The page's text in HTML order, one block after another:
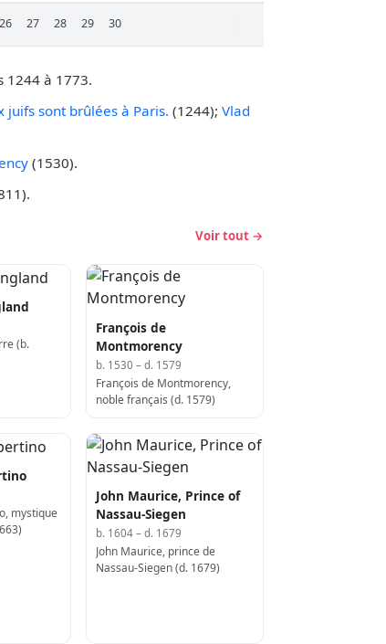
26 27 28 29 30
1244 à 1773.
sont brûlées à Paris. (1244); Vlad
(1530).
Voir tout →
(b.
François de
Montmorency
b. 1530 – d. 1579
François de Montmorency,
noble français (d. 1579)
mystique
John Maurice, Prince of
Nassau-Siegen
b. 1604 – d. 1679
John Maurice, prince de
Nassau-Siegen (d. 1679)